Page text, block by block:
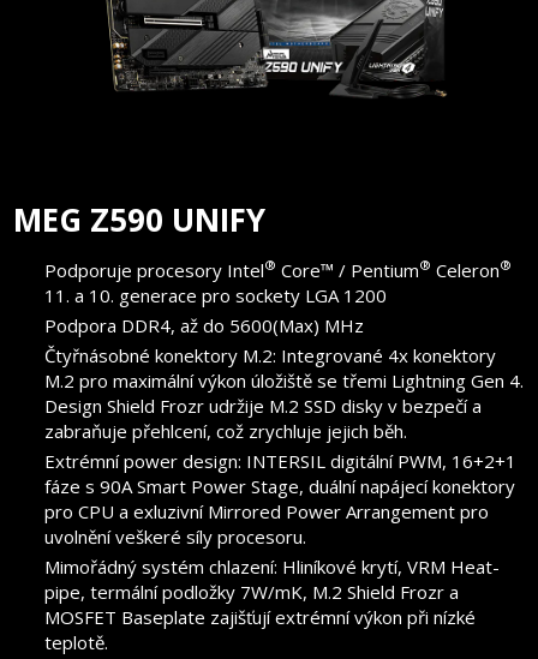
MEG Z590 UNIFY
Podporuje procesory Intel® Core™ / Pentium® Celeron®
11. a 10. generace pro sockety LGA 1200
Podpora DDR4, až do 5600(Max) MHz
Čtyřnásobné konektory M.2: Integrované 4x konektory
M.2 pro maximální výkon úložiště se třemi Lightning Gen 4.
Design Shield Frozr udržije M.2 SSD disky v bezpečí a
zabraňuje přehlcení, což zrychluje jejich běh.
Extrémní power design: INTERSIL digitální PWM, 16+2+1
fáze s 90A Smart Power Stage, duální napájecí konektory
pro CPU a exluzivní Mirrored Power Arrangement pro
uvolnění veškeré síly procesoru.
Mimořádný systém chlazení: Hliníkové krytí, VRM Heat-
pipe, termální podložky 7W/mK, M.2 Shield Frozr a
MOSFET Baseplate zajišťují extrémní výkon při nízké
teplotě.